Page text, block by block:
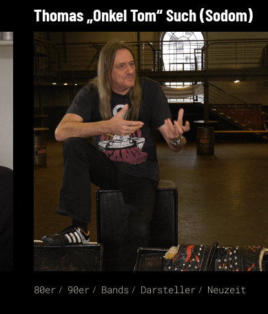
Thomas „Onkel Tom“ Such (Sodom)
80er 90er Bands Darsteller Neuzeit